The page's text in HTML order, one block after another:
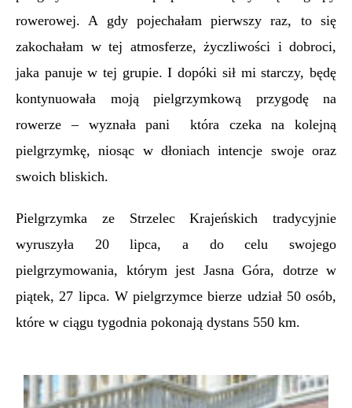
rowerowej. A gdy pojechałam pierwszy raz, to się
zakochałam w tej atmosferze, życzliwości i dobroci,
jaka panuje w tej grupie. I dopóki sił mi starczy, będę
kontynuowała moją pielgrzymkową przygodę na
rowerze – wyznała pani która czeka na kolejną
pielgrzymkę, niosąc w dłoniach intencje swoje oraz
swoich bliskich.
Pielgrzymka ze Strzelec Krajeńskich tradycyjnie
wyruszyła 20 lipca, a do celu swojego
pielgrzymowania, którym jest Jasna Góra, dotrze w
piątek, 27 lipca. W pielgrzymce bierze udział 50 osób,
które w ciągu tygodnia pokonają dystans 550 km.